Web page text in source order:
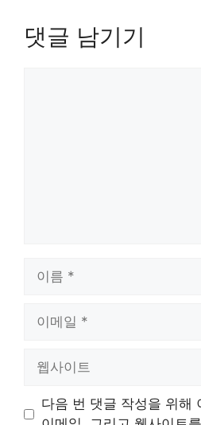
댓글 남기기
트
다음 번 댓글 작성을 위해